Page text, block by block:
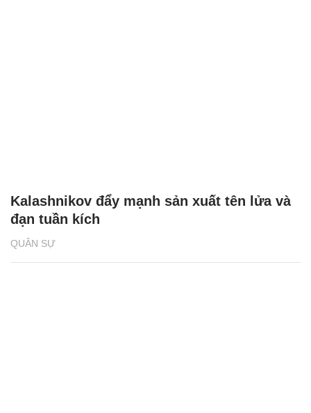
QUÂN SỰ
Kalashnikov đẩy mạnh sản xuất tên lửa và
đạn tuần kích